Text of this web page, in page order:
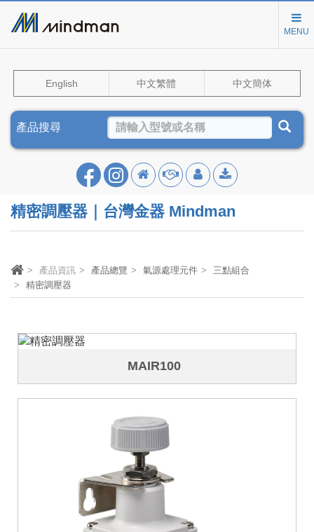
MENU
English 中文繁體 中文簡体
產品搜尋
精密調壓器｜台灣金器 Mindman
產品資訊 產品總覽 氣源處理元件
三點組合
精密調壓器
MAIR100